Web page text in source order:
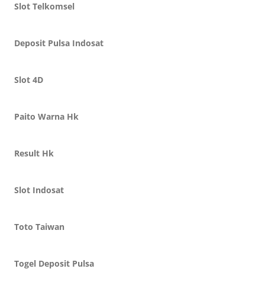
Slot Telkomsel
Deposit Pulsa Indosat
Slot 4D
Paito Warna Hk
Result Hk
Slot Indosat
Toto Taiwan
Togel Deposit Pulsa